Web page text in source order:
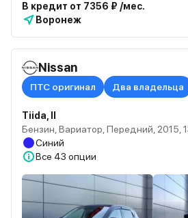
В кредит от 7356 ₽ /мес.
Воронеж
Nissan
ПТС оригинал Два владельца
Tiida, II
Бензин, Вариатор, Передний, 2015,
Синий
Все 43 опции